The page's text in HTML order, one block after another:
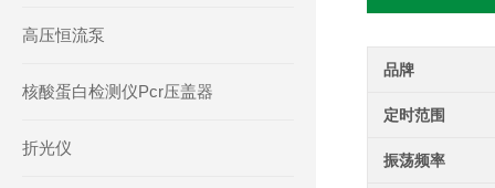
品牌
定时范围
振荡频率
高压恒流泵
核酸蛋白检测仪Pcr压盖器
折光仪